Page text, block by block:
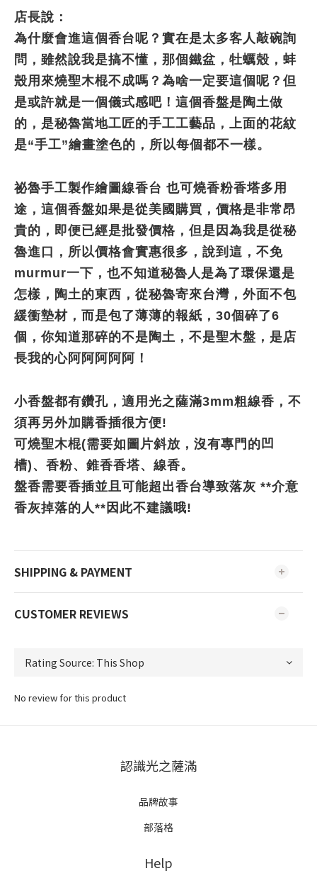
店長說：
為什麼會進這個香台呢？實在是太多客人敲碗詢
問，雖然說我是搞不懂，那個鐵盆，牡蠣殼，蚌
殼用來燒聖木棍不成嗎？為啥一定要這個呢？但
是或許就是一個儀式感吧！這個香盤是陶土做
的，是秘魯當地工匠的手工工藝品，上面的花紋
是“手工”繪畫塗色的，所以每個都不一樣。
祕魯手工製作繪圖線香台 也可燒香粉香塔多用
途，這個香盤如果是從美國購買，價格是非常昂
貴的，即便已經是批發價格，但是因為我是從秘
魯進口，所以價格會實惠很多，說到這，不免
murmur一下，也不知道秘魯人是為了環保還是
怎樣，陶土的東西，從秘魯寄來台灣，外面不包
緩衝墊材，而是包了薄薄的報紙，30個碎了6
個，你知道那碎的不是陶土，不是聖木盤，是店
長我的心阿阿阿阿阿！
小香盤都有鑽孔，適用光之薩滿3mm粗線香，不
須再另外加購香插很方便!
可燒聖木棍(需要如圖片斜放，沒有專門的凹
槽)、香粉、錐香香塔、線香。
盤香需要香插並且可能超出香台導致落灰 **介意
香灰掉落的人**因此不建議哦!
SHIPPING & PAYMENT
CUSTOMER REVIEWS
No review for this product
認識光之薩滿
品牌故事
部落格
Help